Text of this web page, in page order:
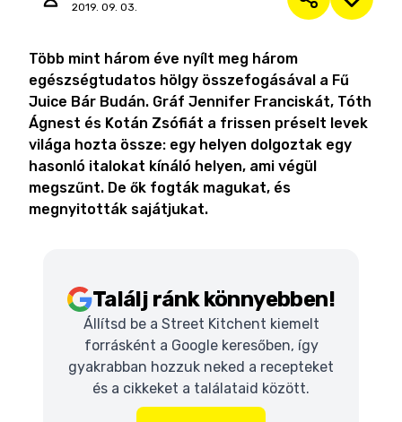
2019. 09. 03.
Több mint három éve nyílt meg három
egészségtudatos hölgy összefogásával a Fű
Juice Bár Budán. Gráf Jennifer Franciskát, Tóth
Ágnest és Kotán Zsófiát a frissen préselt levek
világa hozta össze: egy helyen dolgoztak egy
hasonló italokat kínáló helyen, ami végül
megszűnt. De ők fogták magukat, és
megnyitották sajátjukat.
Találj ránk könnyebben!
Állítsd be a Street Kitchent kiemelt
forrásként a Google keresőben, így
gyakrabban hozzuk neked a recepteket
és a cikkeket a találataid között.